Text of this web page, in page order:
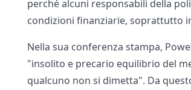
perché alcuni responsabili della
condizioni finanziarie, soprattutto
Nella sua conferenza stampa,
"insolito e precario equilibrio del
qualcuno non si dimetta". Da